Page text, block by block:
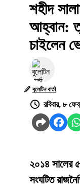
শহীদ
আহ্বান:
চাইলেন
বুলেটিন বার্তা
রবিবার, ৮
২০১৪ সালের ৫
সংঘটিত